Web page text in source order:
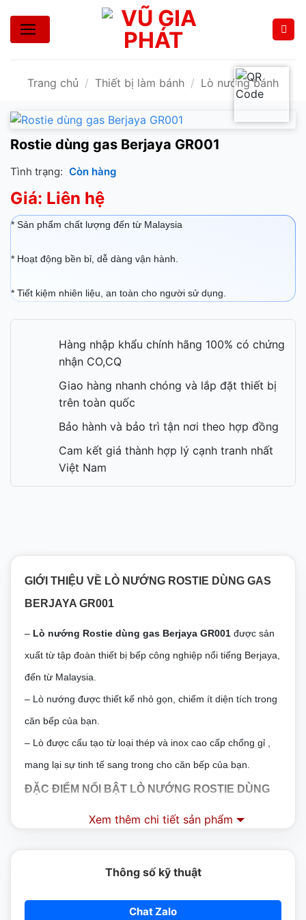
nội
Trang chủ / Thiết bị làm bánh / Lò nướng bánh
Rostie dùng gas Berjaya GR001
Tình trạng: Còn hàng
Giá: Liên hệ
* Sản phẩm chất lượng đến từ Malaysia
* Hoạt động bền bỉ, dễ dàng vận hành.
* Tiết kiệm nhiên liệu, an toàn cho người sử dụng.
Hàng nhập khẩu chính hãng 100% có chứng
nhận CO,CQ
Giao hàng nhanh chóng và lắp đặt thiết bị
trên toàn quốc
Bảo hành và bảo trì tận nơi theo hợp đồng
Cam kết giá thành hợp lý cạnh tranh nhất
Việt Nam
GIỚI THIỆU VỀ LÒ NƯỚNG ROSTIE DÙNG GAS
BERJAYA GR001
– Lò nướng Rostie dùng gas Berjaya GR001 được sản
xuất từ tập đoàn thiết bị bếp công nghiệp nổi tiếng Berjaya,
đến từ Malaysia.
– Lò nướng được thiết kế nhỏ gọn, chiếm ít diện tích trong
căn bếp của bạn.
– Lò được cấu tạo từ loại thép và inox cao cấp chống gỉ ,
mang lại sự tinh tế sang trong cho căn bếp của bạn.
ĐẶC ĐIỂM NỔI BẬT LÒ NƯỚNG ROSTIE DÙNG
GAS BERJAYA
đường truyền nhiệt tối ưu. Cho các sản phẩm chín đều,
dùng gas có những ưu điểm hơn so
Xem thêm chi tiết sản phẩm
Thông số kỹ thuật
Chat Zalo